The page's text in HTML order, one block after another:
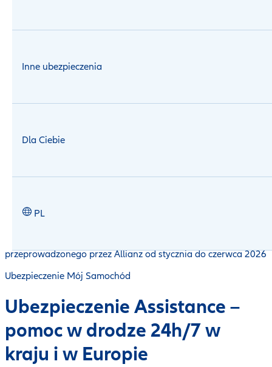
Inne ubezpieczenia
Dla Ciebie
PL
Poznaj opinie naszych klientów
(5/5)*, potwierdzając bardzo pozytywne doświadczenia z
wyboru ubezpieczenia Allianz.
przeprowadzonego przez Allianz od stycznia do czerwca 2026
Ubezpieczenie Mój Samochód
Ubezpieczenie Assistance –
pomoc w drodze 24h/7 w
kraju i w Europie